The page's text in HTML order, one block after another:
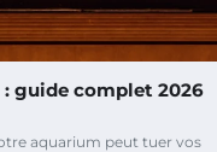
guide complet 2026
aquarium peut tuer vos